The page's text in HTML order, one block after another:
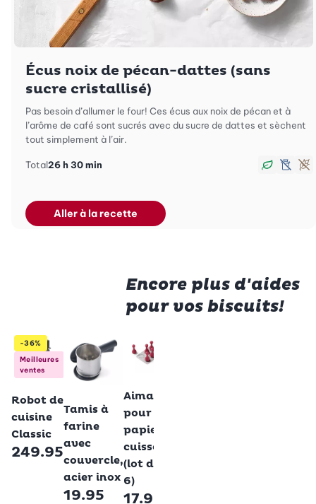
Écus noix de pécan-dattes (sans
sucre cristallisé)
Pas besoin d’allumer le four! Ces écus aux noix de pécan et à
l’arôme de café sont sucrés avec du sucre de dattes et sèchent
tout simplement à l’air.
Total26 h 30 min
Végan
sans
Aller à la recette
Encore plus d'aides
pour vos biscuits!
-36%
Meilleures
ventes
Robot de
cuisine
Classic
249.95
Betty Bossi
Tamis à
farine
avec
couvercle,
acier inox
19.95
Aimants
pour
papier
cuisson
(lot de
6)
17.95